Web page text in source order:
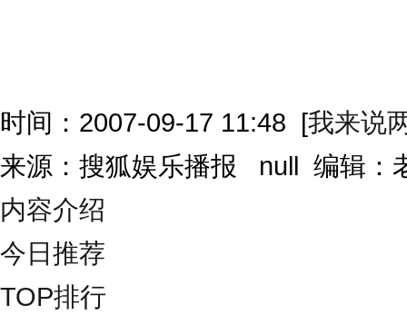
时间：2007-09-17 11:48 [我来说
来源：搜狐娱乐播报 null 编辑
内容介绍
今日推荐
TOP排行